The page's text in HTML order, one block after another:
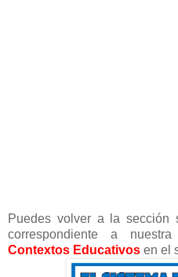
Puedes volver a la sección
correspondiente a
Contextos Educativos en el